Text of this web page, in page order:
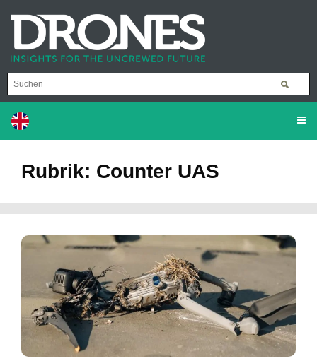
Rubrik: Counter UAS